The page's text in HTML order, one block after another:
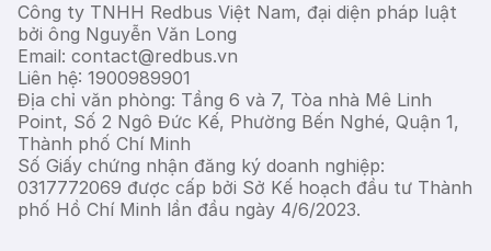
Công ty TNHH Redbus Việt Nam, đại diện pháp luật
bởi ông Nguyễn Văn Long
Email: contact@redbus.vn
Liên hệ: 1900989901
Địa chỉ văn phòng: Tầng 6 và 7, Tòa nhà Mê Linh
Point, Số 2 Ngô Đức Kế, Phường Bến Nghé, Quận 1,
Thành phố Chí Minh
Số Giấy chứng nhận đăng ký doanh nghiệp:
0317772069 được cấp bởi Sở Kế hoạch đầu tư Thành
phố Hồ Chí Minh lần đầu ngày 4/6/2023.